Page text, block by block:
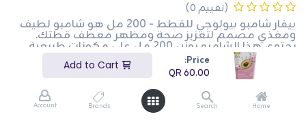
Price:
60.00
Home
Search
Brands
Account
(تقييم 0)
بيفار شامبو بيولوجي للقطط - 200 مل هو شامبو لطيف
ومغذي مصمم لتعزيز صحة ومظهر معطف قطتك.
يحتوي هذا الشامبو بوزن 200 مل على مكونات طبيعية
تنظف وتكييف المعطف، مما يتركه ناعمًا ولامعًا. إنه
مناسب للاستخدام المنتظم ويساعد في الحفاظ على
معطف صحي. هذا المنتج مثالي لأصحاب القطط الذين
يبحثون عن تقديم حل تجميل عالي الجودة لحيواناتهم
الأليفة.